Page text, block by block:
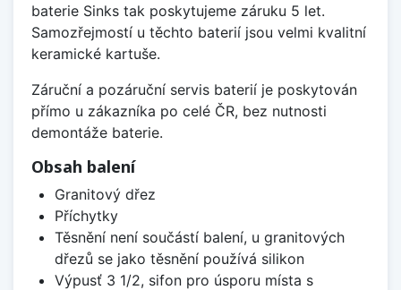
baterie Sinks tak poskytujeme záruku 5 let.
Samozřejmostí u těchto baterií jsou velmi kvalitní
keramické kartuše.
Záruční a pozáruční servis baterií je poskytován
přímo u zákazníka po celé ČR, bez nutnosti
demontáže baterie.
Obsah balení
Granitový dřez
Příchytky
Těsnění není součástí balení, u granitových
dřezů se jako těsnění používá silikon
Výpusť 3 1/2, sifon pro úsporu místa s